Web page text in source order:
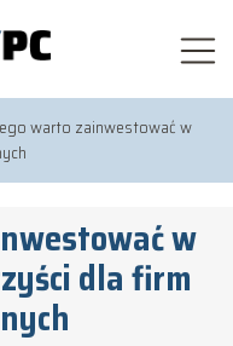
warto zainwestować w
w
dla firm